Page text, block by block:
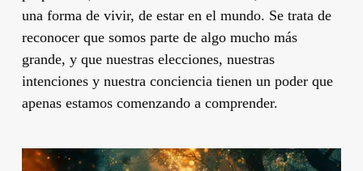
una forma de vivir, de estar en el mundo. Se trata de
reconocer que somos parte de algo mucho más
grande, y que nuestras elecciones, nuestras
intenciones y nuestra conciencia tienen un poder que
apenas estamos comenzando a comprender.